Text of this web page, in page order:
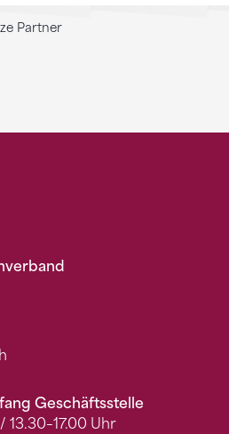
Partner
Geschäftsstelle
13.30–17.00 Uhr